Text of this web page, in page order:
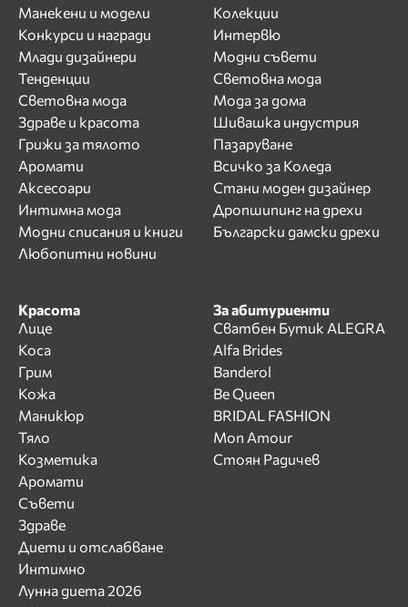
Манекени и модели
Конкурси и награди
Млади дизайнери
Тенденции
Световна мода
Здраве и красота
Грижи за тялото
Аромати
Аксесоари
Интимна мода
Модни списания и книги
Любопитни новини
Колекции
Интервю
Модни съвети
Световна мода
Мода за дома
Шивашка индустрия
Пазаруване
Всичко за Коледа
Стани моден дизайнер
Дропшипинг на дрехи
Български дамски дрехи
Красота
Лице
Коса
Грим
Кожа
Маникюр
Тяло
Козметика
Аромати
Съвети
Здраве
Диети и отслабване
Интимно
Лунна диета 2026
За абитуриенти
Сватбен Бутик ALEGRA
Alfa Brides
Banderol
Be Queen
BRIDAL FASHION
Mon Amour
Стоян Радичев